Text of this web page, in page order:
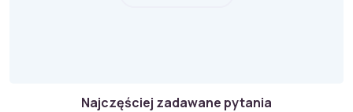
Najczęściej zadawane pytania